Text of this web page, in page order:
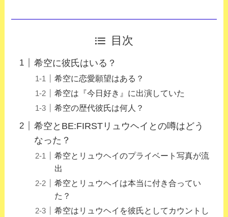
目次
希空に彼氏はいる？
希空に恋愛願望はある？
希空は『今日好き』に出演していた
希空の歴代彼氏は何人？
希空とBE:FIRSTリュウヘイとの噂はどう
なった？
希空とリュウヘイのプライベート写真が流
出
希空とリュウヘイは本当に付き合ってい
た？
希空はリュウヘイを彼氏としてカウントし